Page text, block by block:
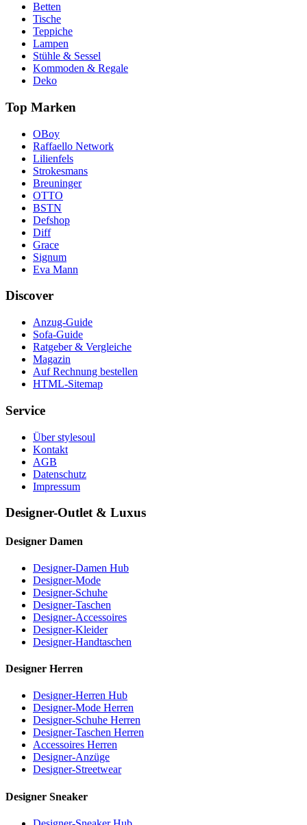
Betten
Tische
Teppiche
Lampen
Stühle & Sessel
Kommoden & Regale
Deko
Top Marken
OBoy
Raffaello Network
Lilienfels
Strokesmans
Breuninger
OTTO
BSTN
Defshop
Diff
Grace
Signum
Eva Mann
Discover
Anzug-Guide
Sofa-Guide
Ratgeber & Vergleiche
Magazin
Auf Rechnung bestellen
HTML-Sitemap
Service
Über stylesoul
Kontakt
AGB
Datenschutz
Impressum
Designer-Outlet & Luxus
Designer Damen
Designer-Damen Hub
Designer-Mode
Designer-Schuhe
Designer-Taschen
Designer-Accessoires
Designer-Kleider
Designer-Handtaschen
Designer Herren
Designer-Herren Hub
Designer-Mode Herren
Designer-Schuhe Herren
Designer-Taschen Herren
Accessoires Herren
Designer-Anzüge
Designer-Streetwear
Designer Sneaker